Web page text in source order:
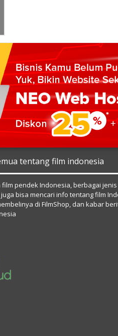
tentang film indonesia
pendek Indonesia, berbagai
bisa mencari info tentang film
di FilmShop, dan kabar